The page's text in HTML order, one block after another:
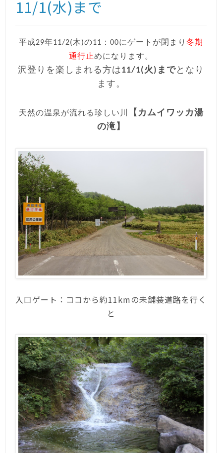
11/1(水)まで
平成29年11/2(木)の11：00にゲートが閉まり 冬期
通行止めになります。
沢登りを楽しまれる方は11/1(火)までとなり
ます。
天然の温泉が流れる珍しい川
【カムイワッカ湯
の滝】
入口ゲート：ココから約11kmの未舗装道路を行く
と